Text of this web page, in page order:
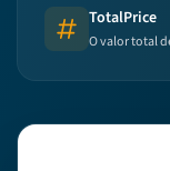
Number
TotalPrice
O valor total